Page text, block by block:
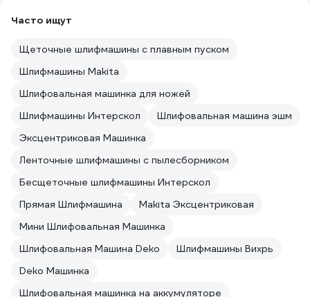
Часто ищут
Щеточные шлифмашины с плавным пуском
Шлифмашины Makita
Шлифовальная машинка для ножей
Шлифмашины Интерскол
Шлифовальная машина эшм
Эксцентриковая Машинка
Ленточные шлифмашины с пылесборником
Бесщеточные шлифмашины Интерскол
Прямая Шлифмашина
Makita Эксцентриковая
Мини Шлифовальная Машинка
Шлифовальная Машина Deko
Шлифмашины Вихрь
Deko Машинка
Шлифовальная машинка на аккумуляторе